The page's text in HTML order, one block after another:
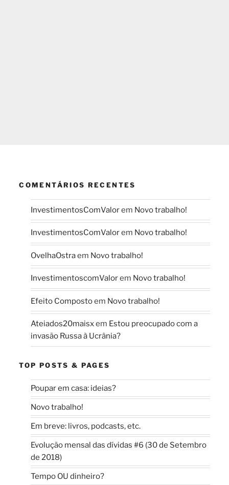
COMENTÁRIOS RECENTES
InvestimentosComValorem Novo trabalho!
InvestimentosComValorem Novo trabalho!
OvelhaOstraem Novo trabalho!
InvestimentoscomValorem Novo trabalho!
Efeito Compostoem Novo trabalho!
Ateiados20maisxem Estou preocupado com a
invasão Russa à Ucrânia?
TOP POSTS & PAGES
Poupar em casa: ideias?
Novo trabalho!
Em breve: livros, podcasts, etc.
Evolução mensal das dívidas #6 (30 de Setembro
de 2018)
Tempo OU dinheiro?